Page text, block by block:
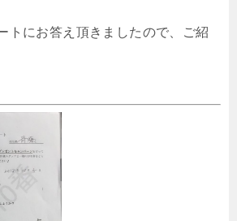
トにお答え頂きましたので、ご紹